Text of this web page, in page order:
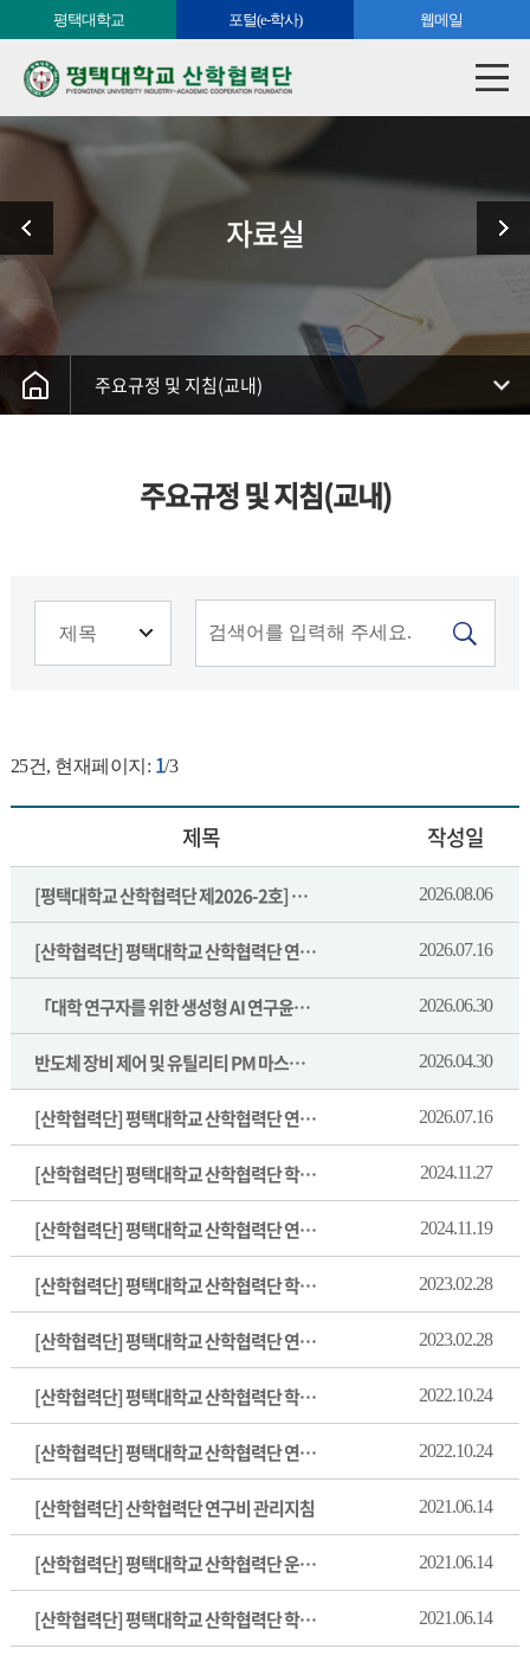
평택대학교 포털(e-학사) 웹메일
자료실
주요규정 및 지침(교내)
주요규정 및 지침(교내)
25건, 현재페이지: 1/3
제목 작성일
[평택대학교 산학협력단 제2026-2호] 플라즈마를 사용한 원자층 증착 설비 입찰 공고 2026.08.06
[산학협력단] 평택대학교 산학협력단 연구비관리지침(개정 20260713) 2026.07.16
「대학 연구자를 위한 생성형 AI 연구윤리 가이드」 발간 알림 2026.06.30
반도체 장비 제어 및 유틸리티 PM 마스터 양성 안내 2026.04.30
[산학협력단] 평택대학교 산학협력단 연구비관리지침(개정 20260713) 2026.07.16
[산학협력단] 평택대학교 산학협력단 학생연구자 지원규정(개정 20241125) 2024.11.27
[산학협력단] 평택대학교 산학협력단 연구비관리지침(개정 20241119) 2024.11.19
[산학협력단] 평택대학교 산학협력단 학생연구자 지원규정(개정 20230301) 2023.02.28
[산학협력단] 평택대학교 산학협력단 연구비 관리 지침(개정 20230301) 2023.02.28
[산학협력단] 평택대학교 산학협력단 학생연구자 지원규정 2022.10.24
[산학협력단] 평택대학교 산학협력단 연구비 관리 지침 2022.10.24
[산학협력단] 산학협력단 연구비 관리지침 2021.06.14
[산학협력단] 평택대학교 산학협력단 운영규정 2021.06.14
[산학협력단] 평택대학교 산학협력단 학생인건비 관리 규정 2021.06.14